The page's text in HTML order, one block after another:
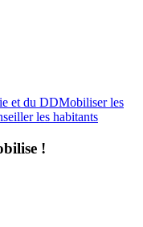
et du DDMobiliser les
les habitantsMois
!